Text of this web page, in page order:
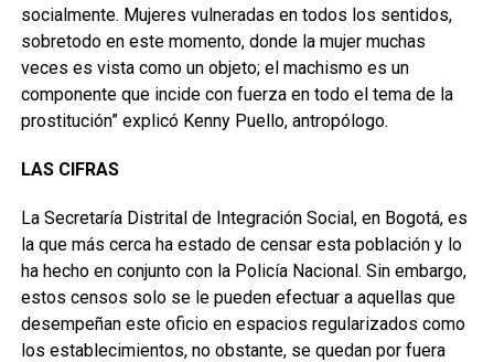
socialmente. Mujeres vulneradas en todos los sentidos,
sobretodo en este momento, donde la mujer muchas
veces es vista como un objeto; el machismo es un
componente que incide con fuerza en todo el tema de la
prostitución” explicó Kenny Puello, antropólogo.
LAS CIFRAS
La Secretaría Distrital de Integración Social, en Bogotá, es
la que más cerca ha estado de censar esta población y lo
ha hecho en conjunto con la Policía Nacional. Sin embargo,
estos censos solo se le pueden efectuar a aquellas que
desempeñan este oficio en espacios regularizados como
los establecimientos, no obstante, se quedan por fuera